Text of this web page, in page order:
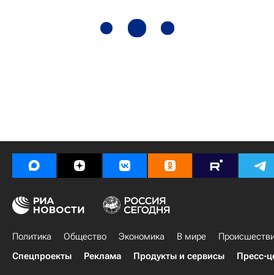
Политика Общество Экономика В мире
Спецпроекты
Реклама Продукты и сервисы Пресс-